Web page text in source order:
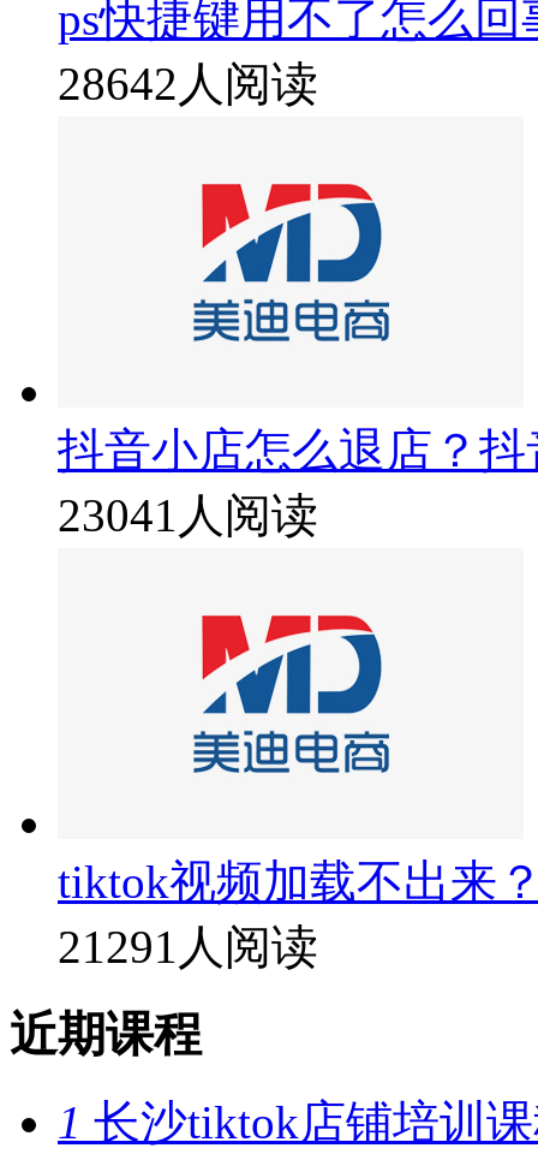
ps快捷键用不了怎么
28642人阅读
抖音小店怎么退店？
23041人阅读
tiktok视频加载不出来
21291人阅读
近期课程
1 长沙tiktok店铺培训